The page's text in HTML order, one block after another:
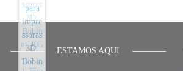
ESTAMOS AQUI